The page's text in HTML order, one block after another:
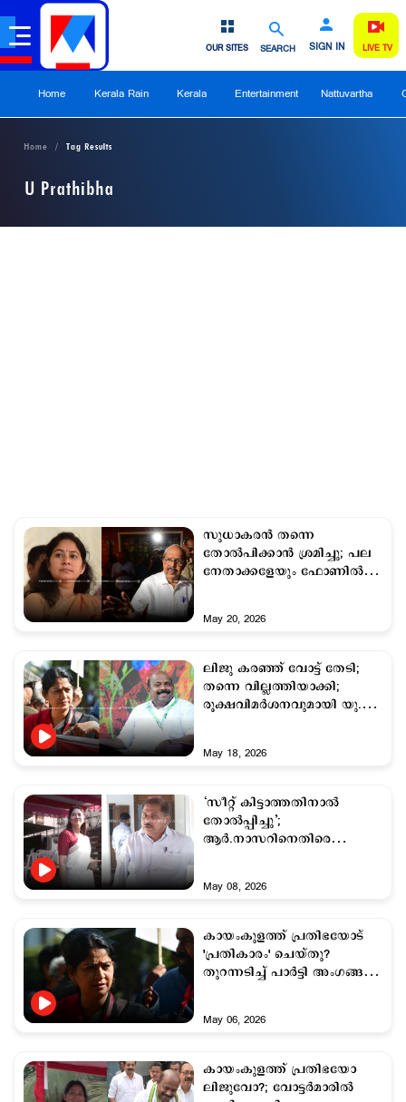
SEARCH SIGN IN
OUR SITES LIVE TV
Home Kerala Rain Kerala Entertainment Nattuvartha
Home Tag Results
U Prathibha
സുധാകരൻ തന്നെ
തോൽപിക്കാൻ ശ്രമിച്ചു; പല
നേതാക്കളേയും ഫോണില്‍
May 20, 2026
ലിജു കരഞ്ഞ് വോട്ട് തേടി;
തന്നെ വില്ലത്തിയാക്കി;
രൂക്ഷവിമര്‍ശനവുമായി യു.
May 18, 2026
‘സീറ്റ് കിട്ടാത്തതിനാല്‍
തോല്‍പ്പിച്ചു’;
ആർ.നാസറിനെതിരെ
May 08, 2026
കായംകുളത്ത് പ്രതിഭയോട്
'പ്രതികാരം' ചെയ്തു?
തുറന്നടിച്ച് പാര്‍ട്ടി അംഗങ്ങള്‍;
May 06, 2026
കായംകുളത്ത് പ്രതിഭയോ
ലിജുവോ?; വോട്ടര്‍മാരില്‍